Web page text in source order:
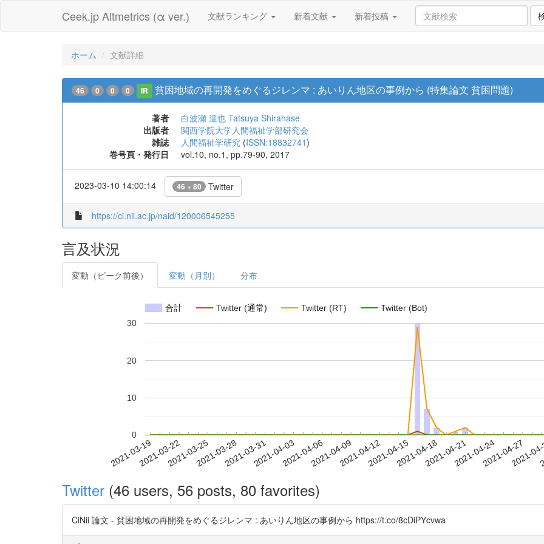
Ceek.jp Altmetrics (α ver.) 文献ランキング 新着文献 新着投稿
ホーム 文献詳細
46 0 0 0 IR 貧困地域の再開発をめぐるジレンマ : あいりん地区の事例から (特集論文 貧困問題)
著者 白波瀬 達也 Tatsuya Shirahase
出版者
関西学院大学人間福祉学部研究会
雑誌
人間福祉学研究 (ISSN:18832741)
巻号頁・発行日
vol.10, no.1, pp.79-90, 2017
2023-03-10 14:00:14 46 + 80 Twitter
https://ci.nii.ac.jp/naid/120006545255
言及状況
変動（ピーク前後） 変動（月別） 分布
合計 Twitter (通常) Twitter (RT) Twitter (Bot)
2021-03-192021-03-222021-03-252021-03-282021-03-312021-04-032021-04-062021-04-092021-04-122021-04-152021-04-182021-04-212021-04-242021-04-27
2021-
0
10
20
30
Twitter (46 users, 56 posts, 80 favorites)
CiNii 論文 - 貧困地域の再開発をめぐるジレンマ : あいりん地区の事例から https://t.co/8cDiPYcvwa